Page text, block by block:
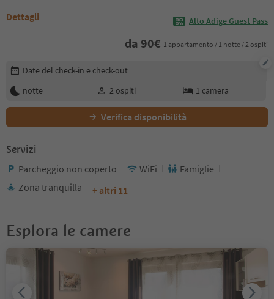
Dettagli Alto Adige Guest Pass
da 90€ 1 appartamento / 1 notte / 2 ospiti
Modifica i dettagli della prenotazione
Date del check-in e check-out
notte
2 ospiti 1 camera
Verifica disponibilità
Servizi
Parcheggio non coperto WiFi
Famiglie
Zona tranquilla
+ altri 11
Esplora le camere